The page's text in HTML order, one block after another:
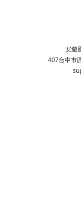
安遊
407台中市